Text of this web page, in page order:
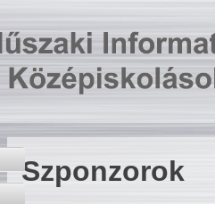
Szponzorok